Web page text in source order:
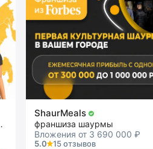
обеспечения
ShaurMeals
франшиза шаурмы
Вложения от 3 690 000 ₽
5.0
15 отзывов